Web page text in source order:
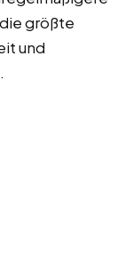
größte
und